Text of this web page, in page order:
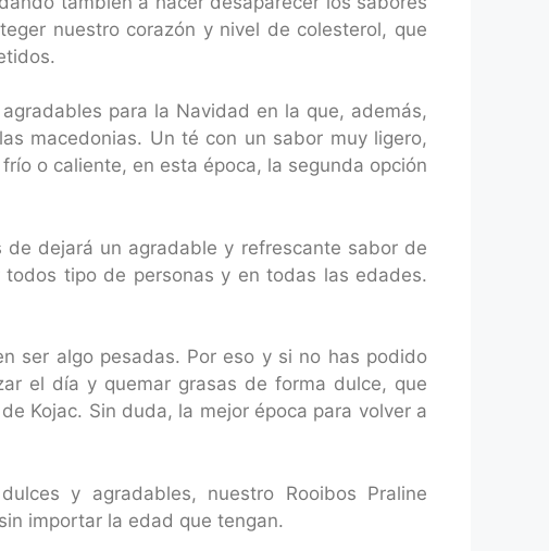
nuestro corazón y nivel de colesterol, que
para la Navidad en la que, además,
macedonias. Un té con un sabor muy ligero,
o caliente, en esta época, la segunda opción
dejará un agradable y refrescante sabor de
tipo de personas y en todas las edades.
ser algo pesadas. Por eso y si no has podido
el día y quemar grasas de forma dulce, que
Kojac. Sin duda, la mejor época para volver a
y agradables, nuestro Rooibos Praline
importar la edad que tengan.